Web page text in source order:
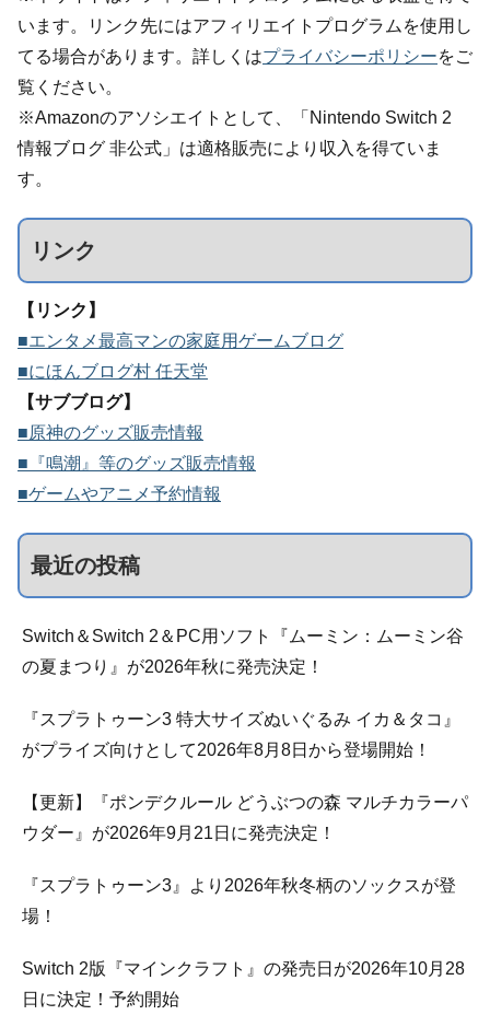
います。リンク先にはアフィリエイトプログラムを使用し
てる場合があります。詳しくはプライバシーポリシーをご
覧ください。
※Amazonのアソシエイトとして、「Nintendo Switch 2
情報ブログ 非公式」は適格販売により収入を得ていま
す。
リンク
【リンク】
■エンタメ最高マンの家庭用ゲームブログ
■にほんブログ村 任天堂
【サブブログ】
■原神のグッズ販売情報
■『鳴潮』等のグッズ販売情報
■ゲームやアニメ予約情報
最近の投稿
Switch＆Switch 2＆PC用ソフト『ムーミン：ムーミン谷
の夏まつり』が2026年秋に発売決定！
『スプラトゥーン3 特大サイズぬいぐるみ イカ＆タコ』
がプライズ向けとして2026年8月8日から登場開始！
【更新】『ポンデクルール どうぶつの森 マルチカラーパ
ウダー』が2026年9月21日に発売決定！
『スプラトゥーン3』より2026年秋冬柄のソックスが登
場！
Switch 2版『マインクラフト』の発売日が2026年10月28
日に決定！予約開始